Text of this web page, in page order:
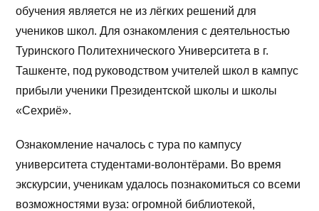
обучения является не из лёгких решений для
учеников школ. Для ознакомления с деятельностью
Туринского Политехнического Университета в г.
Ташкенте, под руководством учителей школ в кампус
прибыли ученики Президентской школы и школы
«Сехриё».
Ознакомление началось с тура по кампусу
университета студентами-волонтёрами. Во время
экскурсии, ученикам удалось познакомиться со всеми
возможностями вуза: огромной библиотекой,